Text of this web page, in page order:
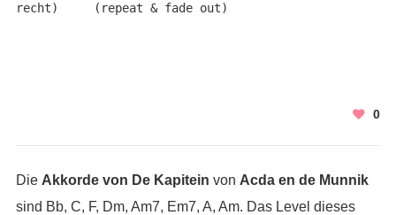
recht)     (repeat & fade out)
0
Die Akkorde von De Kapitein von Acda en de Munnik
sind Bb, C, F, Dm, Am7, Em7, A, Am. Das Level dieses